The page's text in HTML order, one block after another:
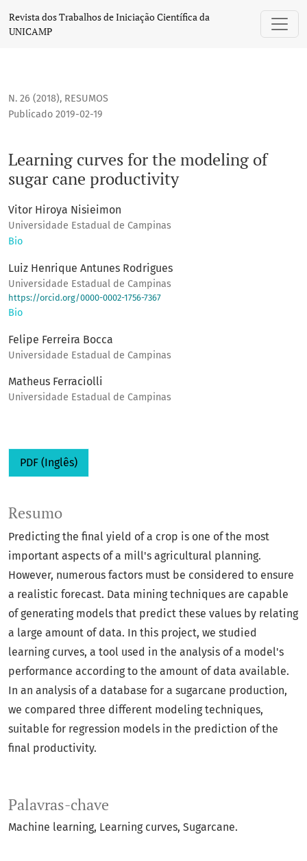
Learning curves for the modeling of sugar cane productivity
Revista dos Trabalhos de Iniciação Científica da
UNICAMP
N. 26 (2018), RESUMOS
Learning curves for the modeling of
sugar cane productivity
Publicado 2019-02-19
Vitor Hiroya Nisieimon
Universidade Estadual de Campinas
Bio
Luiz Henrique Antunes Rodrigues
Universidade Estadual de Campinas
https://orcid.org/0000-0002-1756-7367
Bio
Felipe Ferreira Bocca
Universidade Estadual de Campinas
Matheus Ferraciolli
Universidade Estadual de Campinas
PDF (Inglês)
Palavras-chave
Machine learning Learning curves Sugarcane.
Resumo
Predicting the final yield of a crop is one of the most
important aspects of a mill's agricultural planning.
However, numerous factors must be considered to ensure
a realistic forecast. Data mining techniques are capable
of generating models that predict these values by relating
a large amount of data. In this project, we studied
learning curves, a tool used in the analysis of a model's
performance according to the amount of data available.
In an analysis of a database for a sugarcane production,
we compared three different modeling techniques,
suitable for regression models in the prediction of the
final productivity.